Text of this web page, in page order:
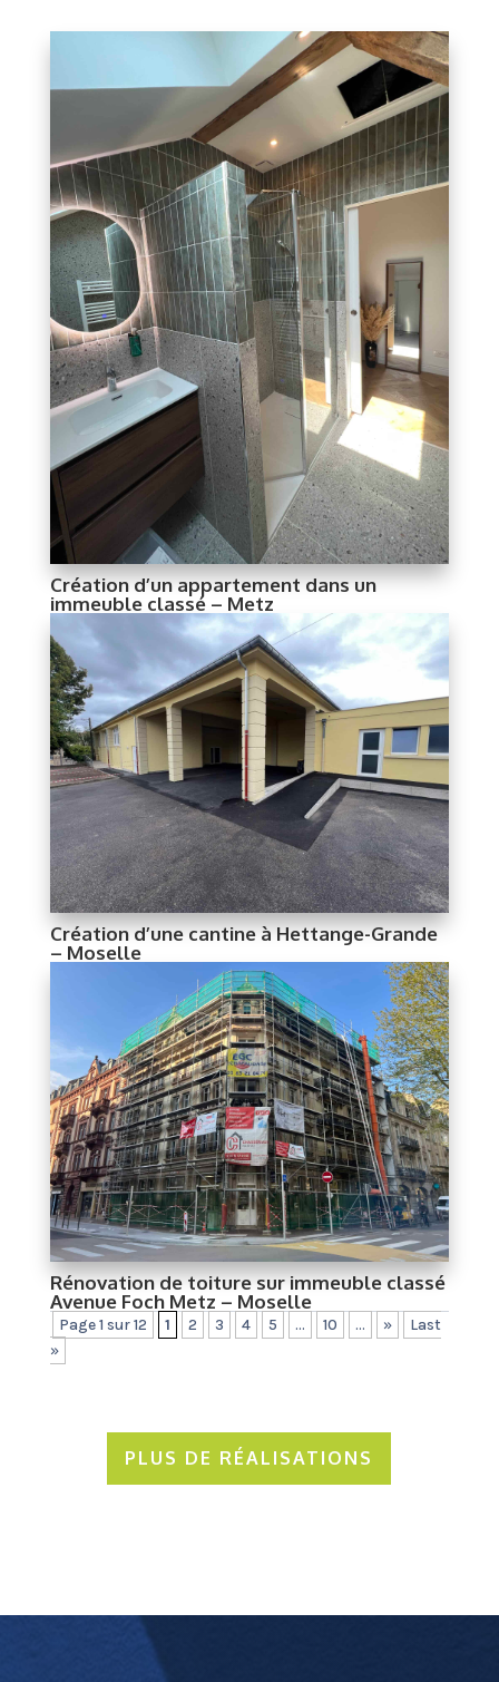
Création d’un appartement dans un
immeuble classé – Metz
Création d’une cantine à Hettange-Grande
– Moselle
Rénovation de toiture sur immeuble classé
Avenue Foch Metz – Moselle
Page 1 sur 12 1 2 3 4 5 ... 10 ... »
Last
»
PLUS DE RÉALISATIONS